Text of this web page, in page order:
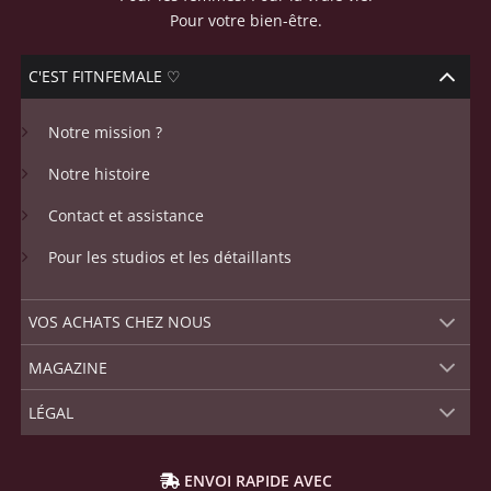
Pour votre bien-être.
C'EST FITNFEMALE ♡
Notre mission ?
Notre histoire
Contact et assistance
Pour les studios et les détaillants
VOS ACHATS CHEZ NOUS
MAGAZINE
LÉGAL
ENVOI RAPIDE AVEC